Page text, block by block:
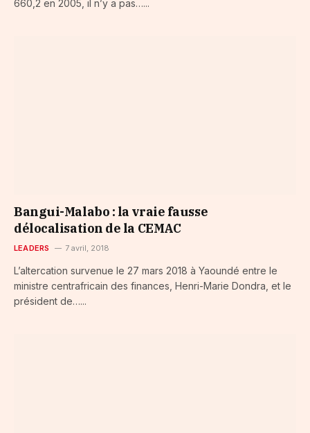
660,2 en 2005, il n’y a pas…...
Bangui-Malabo : la vraie fausse
délocalisation de la CEMAC
LEADERS 7 avril, 2018
L’altercation survenue le 27 mars 2018 à Yaoundé entre le
ministre centrafricain des finances, Henri-Marie Dondra, et le
président de…...